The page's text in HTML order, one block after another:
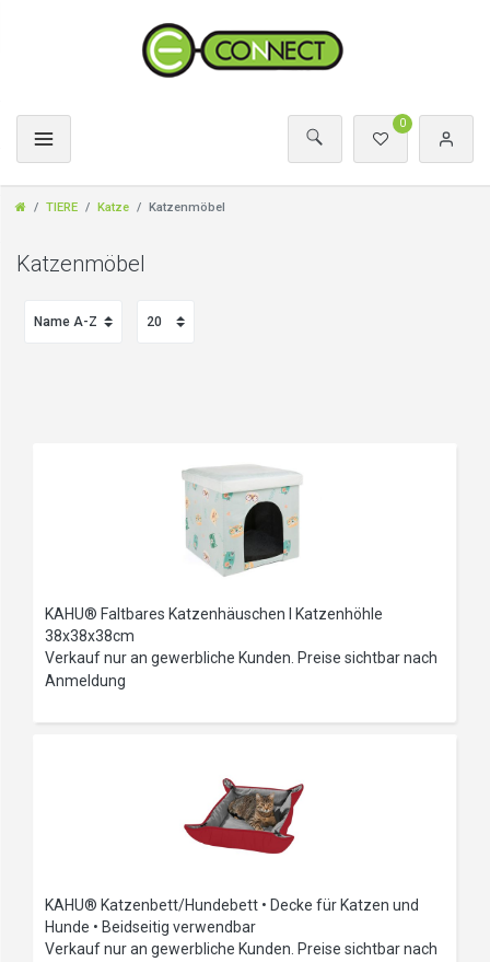
0
TIERE Katze Katzenmöbel
Katzenmöbel
KAHU® Faltbares Katzenhäuschen I Katzenhöhle
38x38x38cm
Verkauf nur an gewerbliche Kunden. Preise sichtbar nach
Anmeldung
KAHU® Katzenbett/Hundebett • Decke für Katzen und
Hunde • Beidseitig verwendbar
Verkauf nur an gewerbliche Kunden. Preise sichtbar nach